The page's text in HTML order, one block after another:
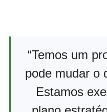
“Temos um
pode mudar o
Estamos